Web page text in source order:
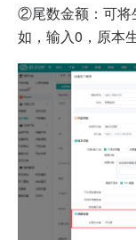
②尾数金额：可将
如，输入0，原本